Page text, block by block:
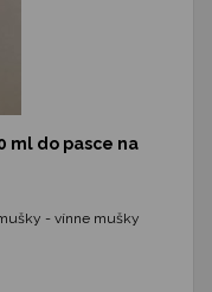
ml do pasce na
- vínne mušky